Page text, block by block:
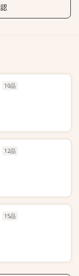
10品
12品
15品